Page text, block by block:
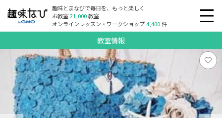
趣味とまなびで毎日を、もっと楽しく
お教室21,000教室
オンラインレッスン・ワークショップ4,400件
教室情報